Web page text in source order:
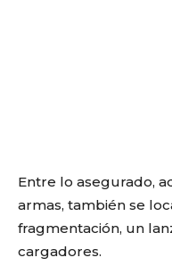
Entre lo asegurado,
armas, también se
fragmentación, un
cargadores.